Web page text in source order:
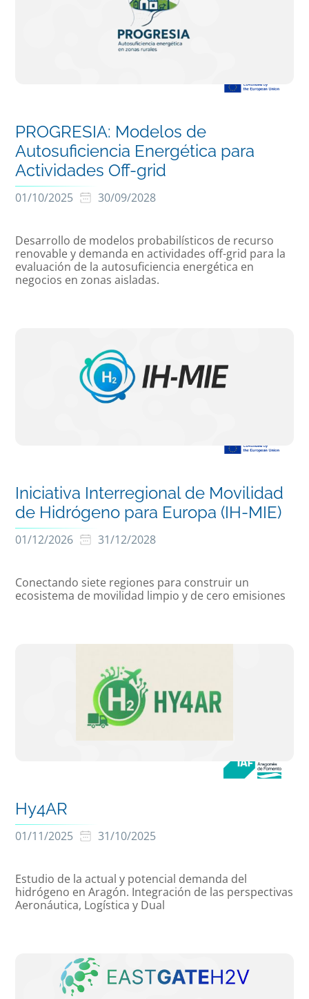
PROGRESIA: Modelos de
Autosuficiencia Energética para
Actividades Off-grid
01/10/2025 30/09/2028
Desarrollo de modelos probabilísticos de recurso
renovable y demanda en actividades off-grid para la
evaluación de la autosuficiencia energética en
negocios en zonas aisladas.
Iniciativa Interregional de Movilidad
de Hidrógeno para Europa (IH-MIE)
01/12/2026 31/12/2028
Conectando siete regiones para construir un
ecosistema de movilidad limpio y de cero emisiones
Hy4AR
01/11/2025 31/10/2025
Estudio de la actual y potencial demanda del
hidrógeno en Aragón. Integración de las perspectivas
Aeronáutica, Logística y Dual